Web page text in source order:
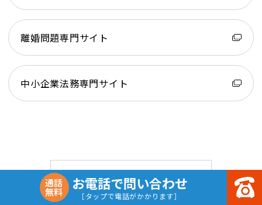
離婚問題専門サイト
中小企業法務専門サイト
対応地域のご案内一覧にもどる
通話
無料 お電話で問い合わせ
［タップで電話がかかります］